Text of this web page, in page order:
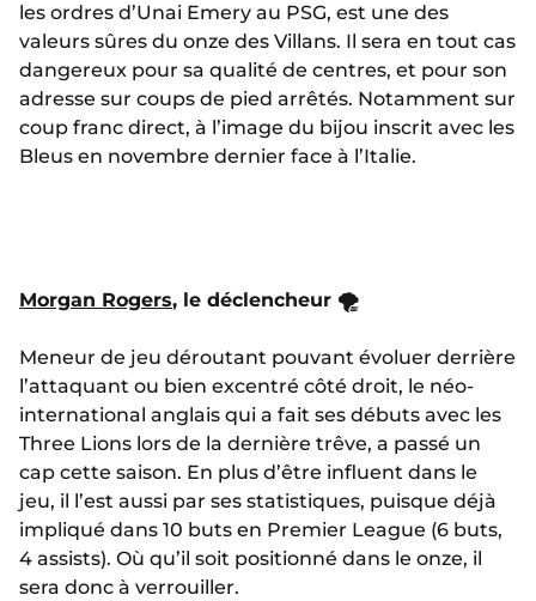
les ordres d’Unai Emery au PSG, est une des
valeurs sûres du onze des Villans. Il sera en tout cas
dangereux pour sa qualité de centres, et pour son
adresse sur coups de pied arrêtés. Notamment sur
coup franc direct, à l’image du bijou inscrit avec les
Bleus en novembre dernier face à l’Italie.
Morgan Rogers, le déclencheur 🌪️
Meneur de jeu déroutant pouvant évoluer derrière
l’attaquant ou bien excentré côté droit, le néo-
international anglais qui a fait ses débuts avec les
Three Lions lors de la dernière trêve, a passé un
cap cette saison. En plus d’être influent dans le
jeu, il l’est aussi par ses statistiques, puisque déjà
impliqué dans 10 buts en Premier League (6 buts,
4 assists). Où qu’il soit positionné dans le onze, il
sera donc à verrouiller.